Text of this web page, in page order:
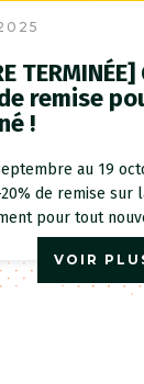
remise
!
au 19
de remise sur
pour tout
VOIR